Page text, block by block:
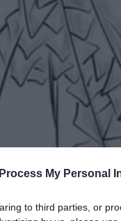
My Personal
to third parties, or